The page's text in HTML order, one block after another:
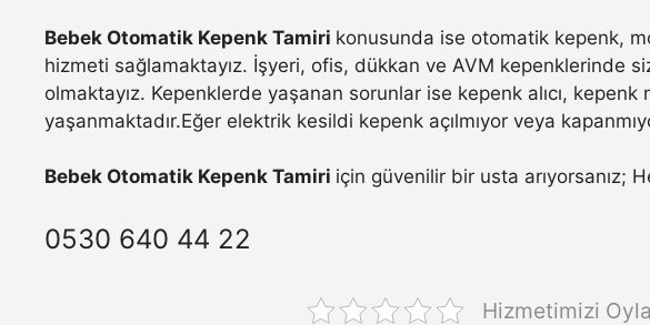
Bebek Otomatik Kepenk Tamiri konusunda ise otomatik kepenk,
hizmeti sağlamaktayız. İşyeri, ofis, dükkan ve AVM kepenklerinde
olmaktayız. Kepenklerde yaşanan sorunlar ise kepenk alıcı, kepenk
yaşanmaktadır.Eğer elektrik kesildi kepenk açılmıyor veya
Bebek Otomatik Kepenk Tamiri için güvenilir bir usta arıyorsanız;
0530 640 44 22
Hizmetimizi